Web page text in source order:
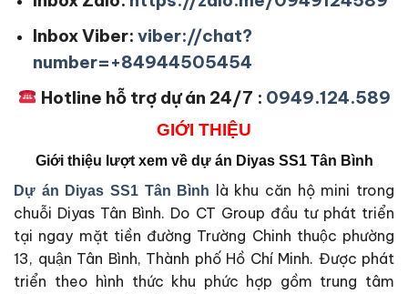
Inbox Viber: viber://chat?
number=+84944505454
Hotline hỗ trợ dự án 24/7 : 0949.124.589
GIỚI THIỆU
Giới thiệu lượt xem về dự án Diyas SS1 Tân Bình
Dự án Diyas SS1 Tân Bình
là khu căn hộ mini trong
chuỗi Diyas Tân Bình. Do CT Group đầu tư phát triển
tại ngay mặt tiền đường Trường Chinh thuộc phường
13, quận Tân Bình, Thành phố Hồ Chí Minh. Được phát
triển theo hình thức khu phức hợp gồm trung tâm